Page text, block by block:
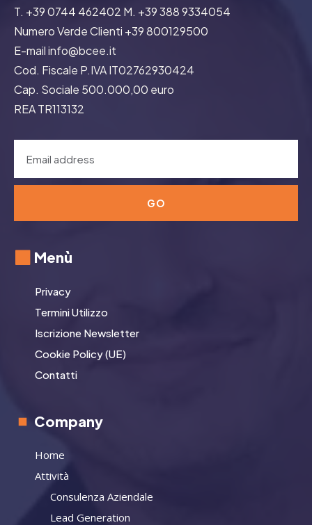
T. +39 0744 462402 M. +39 388 9334054
Numero Verde Clienti +39 800129500
E-mail info@bcee.it
Cod. Fiscale P.IVA IT02762930424
Cap. Sociale 500.000,00 euro
REA TR113132
GO
Menù
Privacy
Termini Utilizzo
Iscrizione Newsletter
Cookie Policy (UE)
Contatti
Company
Home
Attività
Consulenza Aziendale
Lead Generation